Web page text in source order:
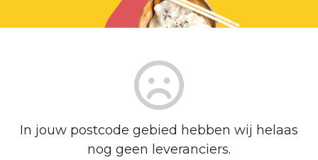
In jouw postcode gebied hebben wij helaas
nog geen leveranciers.